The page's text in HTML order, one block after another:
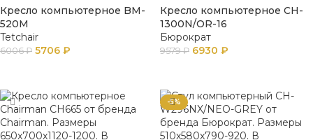
Кресло компьютерное BM-
520M
Tetchair
6006₽ 5706 ₽
Кресло компьютерное CH-
1300N/OR-16
Бюрократ
9579₽ 6930 ₽
-5%